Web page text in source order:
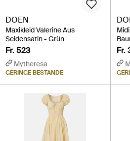
DOEN
Maxikleid Valerine Aus
Seidensatin - Grün
Fr. 523
Mytheresa
GERINGE BESTÄNDE
Fr.